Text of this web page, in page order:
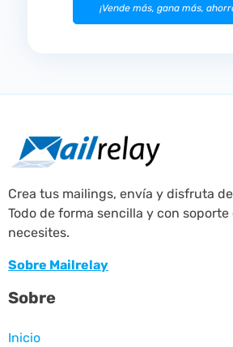
¡Vende más, gana más,
Crea tus mailings, envía y disfruta
Todo de forma sencilla y con
necesites.
Sobre Mailrelay
Sobre
Inicio